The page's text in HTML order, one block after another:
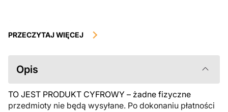
podlegają zwrotowi ani wymianie po ich pobraniu. Zalecamy
przed zakupem. Jeśli masz jakiekolwiek problemy z zamówieniem,
skontaktuj się bezpośrednio ze sprzedawcą.
PRZECZYTAJ WIĘCEJ
Opis
TO JEST PRODUKT CYFROWY – żadne fizyczne
przedmioty nie będą wysyłane. Po dokonaniu płatności